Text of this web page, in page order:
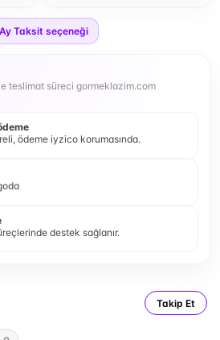
Ay Taksit seçeneği
teslimat süreci gormeklazim.com
ödeme iyzico korumasında.
destek sağlanır.
Takip Et